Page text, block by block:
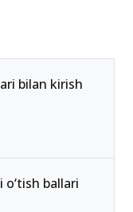
bilan kirish